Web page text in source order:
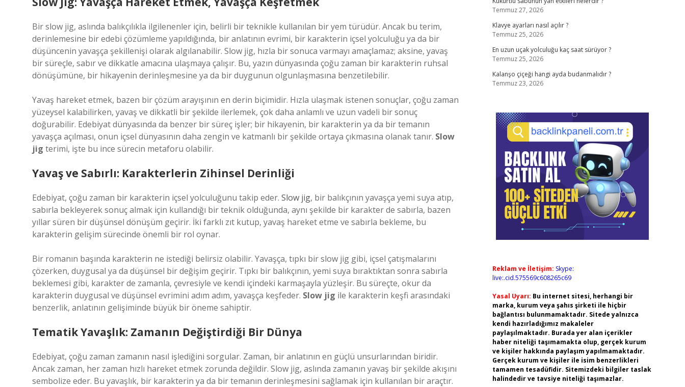
Bir slow jig, aslında balıkçılıkla ilgilenenler için, belirli bir teknikle kullanılan bir yem türüdür. Ancak bu terim,
derinlemesine bir edebi çözümleme yapıldığında, bir anlatının evrimi, bir karakterin içsel yolculuğu ya da bir
düşüncenin yavaşça şekillenişi olarak algılanabilir. Slow jig, hızla bir sonuca varmayı amaçlamaz; aksine, yavaş
bir süreçle, sabır ve dikkatle amacına ulaşmaya çalışır. Bu, yazın dünyasında çoğu zaman bir karakterin ruhsal
dönüşümüne, bir hikayenin derinleşmesine ya da bir duygunun olgunlaşmasına benzetilebilir.
Yavaş hareket etmek, bazen bir çözüm arayışının en derin biçimidir. Hızla ulaşmak istenen sonuçlar, çoğu zaman
yüzeysel kalabilirken, yavaş ve dikkatli bir şekilde ilerlemek, çok daha anlamlı ve uzun vadeli bir sonuç
doğurabilir. Edebiyat dünyasında da benzer bir süreç işler; bir hikayenin, bir karakterin ya da bir temanın
yavaşça açılması, onun içsel dünyasının daha zengin ve katmanlı bir şekilde ortaya çıkmasına olanak tanır. Slow
jig terimi, işte bu ince sürecin metaforu olabilir.
Yavaş ve Sabırlı: Karakterlerin Zihinsel Derinliği
Edebiyat, çoğu zaman bir karakterin içsel yolculuğunu takip eder. Slow jig, bir balıkçının yavaşça yemi suya atıp,
sabırla bekleyerek sonuç almak için kullandığı bir teknik olduğunda, aynı şekilde bir karakter de sabırla, bazen
yıllar süren bir düşünsel dönüşüm geçirir. İki farklı zıt kutup, yavaş hareket etme ve sabırla bekleme, bu
karakterin gelişim sürecinde önemli bir rol oynar.
Bir romanın başında karakterin ne istediği belirsiz olabilir. Yavaşça, tıpkı bir slow jig gibi, içsel çatışmalarını
çözerken, duygusal ya da düşünsel bir değişim geçirir. Tıpkı bir balıkçının, yemi suya bıraktıktan sonra sabırla
beklemesi gibi, karakter de zamanla, çevresiyle ve kendi içindeki karmaşayla yüzleşir. Bu süreçte, okur da
karakterin duygusal ve düşünsel evrimini adım adım, yavaşça keşfeder. Slow jig ile karakterin keşfi arasındaki
benzerlik, anlatının gelişiminde büyük bir öneme sahiptir.
Tematik Yavaşlık: Zamanın Değiştirdiği Bir Dünya
Edebiyat, çoğu zaman zamanın nasıl işlediğini sorgular. Zaman, bir anlatının en güçlü unsurlarından biridir.
Ancak zaman, her zaman hızlı hareket etmek zorunda değildir. Slow jig, aslında zamanın yavaş bir şekilde akışını
sembolize eder. Bu yavaşlık, bir karakterin ya da bir temanın derinleşmesini sağlamak için kullanılan bir araçtır.
Temmuz 27, 2026
Klavye ayarları nasıl açılır ?
Temmuz 25, 2026
En uzun uçak yolculuğu kaç saat sürüyor ?
Temmuz 25, 2026
Kalanşo çiçeği hangi ayda budanmalıdır ?
Temmuz 23, 2026
Reklam ve İletişim: Skype:
live:.cid.575569c608265c69
Yasal Uyarı: Bu internet sitesi, herhangi bir
marka, kurum veya şahıs şirketi ile hiçbir
bağlantısı bulunmamaktadır. Sitede yalnızca
kendi hazırladığımız makaleler
paylaşılmaktadır. Burada yer alan içerikler
haber niteliği taşımamakta olup, gerçek kurum
ve kişiler hakkında paylaşım yapılmamaktadır.
Gerçek kurum ve kişiler ile isim benzerlikleri
tamamen tesadüfidir. Sitemizdeki bilgiler taslak
halindedir ve tavsiye niteliği taşımazlar.